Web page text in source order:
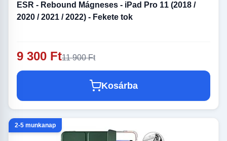
ESR - Rebound Mágneses - iPad Pro 11 (2018 /
2020 / 2021 / 2022) - Fekete tok
9 300 Ft11 900 Ft
Kosárba
2-5 munkanap